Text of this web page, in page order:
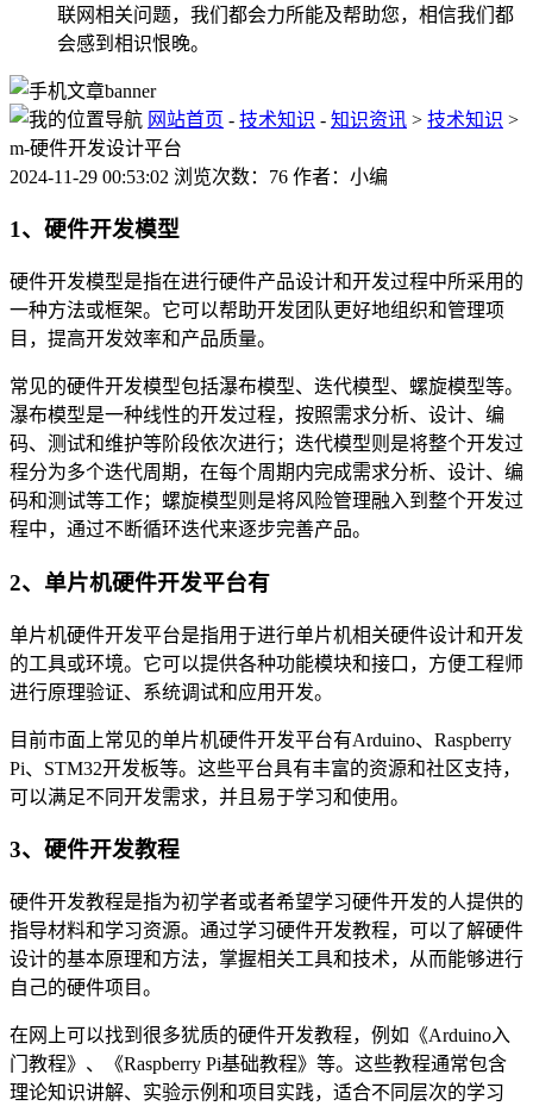
联网相关问题，我们都会力所能及帮助您，相信我们都
会感到相识恨晚。
网站首页 - 技术知识 - 知识资讯 > 技术知识 >
m-硬件开发设计平台
2024-11-29 00:53:02 浏览次数：76 作者：小编
1、硬件开发模型
硬件开发模型是指在进行硬件产品设计和开发过程中所采用的
一种方法或框架。它可以帮助开发团队更好地组织和管理项
目，提高开发效率和产品质量。
常见的硬件开发模型包括瀑布模型、迭代模型、螺旋模型等。
瀑布模型是一种线性的开发过程，按照需求分析、设计、编
码、测试和维护等阶段依次进行；迭代模型则是将整个开发过
程分为多个迭代周期，在每个周期内完成需求分析、设计、编
码和测试等工作；螺旋模型则是将风险管理融入到整个开发过
程中，通过不断循环迭代来逐步完善产品。
2、单片机硬件开发平台有
单片机硬件开发平台是指用于进行单片机相关硬件设计和开发
的工具或环境。它可以提供各种功能模块和接口，方便工程师
进行原理验证、系统调试和应用开发。
目前市面上常见的单片机硬件开发平台有Arduino、Raspberry
Pi、STM32开发板等。这些平台具有丰富的资源和社区支持，
可以满足不同开发需求，并且易于学习和使用。
3、硬件开发教程
硬件开发教程是指为初学者或者希望学习硬件开发的人提供的
指导材料和学习资源。通过学习硬件开发教程，可以了解硬件
设计的基本原理和方法，掌握相关工具和技术，从而能够进行
自己的硬件项目。
在网上可以找到很多犹质的硬件开发教程，例如《Arduino入
门教程》、《Raspberry Pi基础教程》等。这些教程通常包含
理论知识讲解、实验示例和项目实践，适合不同层次的学习